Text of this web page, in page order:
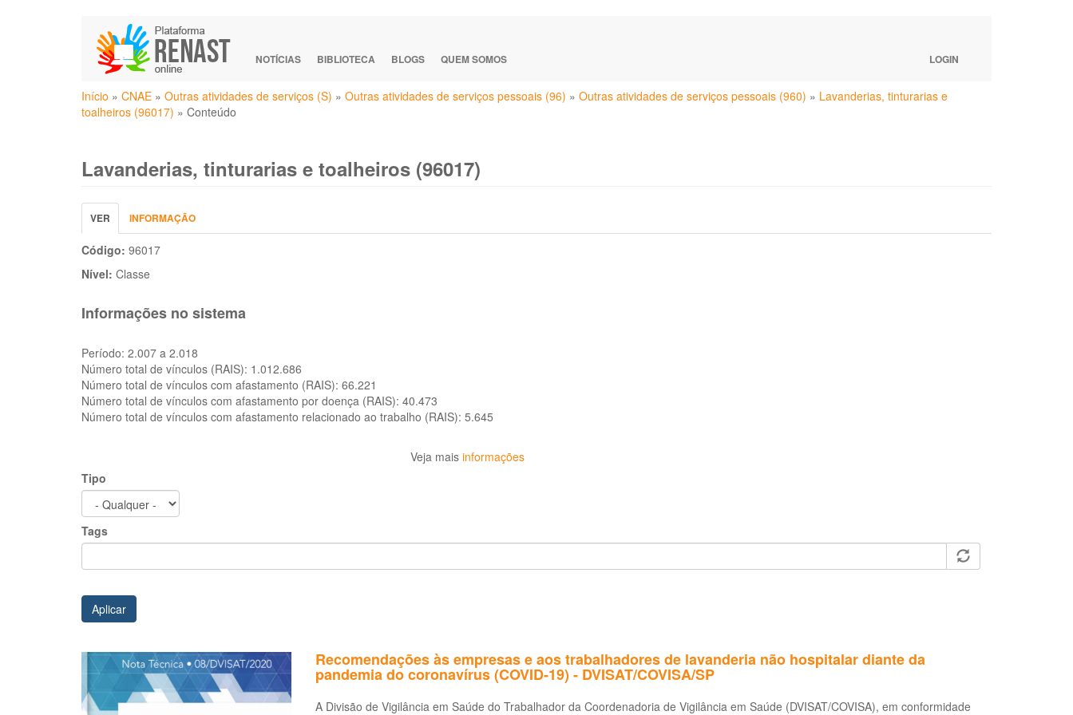
NOTÍCIAS BIBLIOTECA BLOGS QUEM SOMOS LOGIN
Você
está
Início » CNAE » Outras atividades de serviços (S) » Outras atividades de serviços pessoais (96) » Outras atividades de serviços pessoais (960) » Lavanderias, tinturarias e
toalheiros (96017) » Conteúdo
Lavanderias, tinturarias e toalheiros (96017)
Abas
primárias
VER (ABA
ATIVA)
INFORMAÇÃO
Código: 96017
Nível: Classe
Informações no sistema
Período: 2.007 a 2.018
Número total de vínculos (RAIS): 1.012.686
Número total de vínculos com afastamento (RAIS): 66.221
Número total de vínculos com afastamento por doença (RAIS): 40.473
Número total de vínculos com afastamento relacionado ao trabalho (RAIS): 5.645
Veja mais informações
Tipo
Tags
Aplicar
Recomendações às empresas e aos trabalhadores de lavanderia não hospitalar diante da
pandemia do coronavírus (COVID-19) - DVISAT/COVISA/SP
A Divisão de Vigilância em Saúde do Trabalhador da Coordenadoria de Vigilância em Saúde (DVISAT/COVISA), em conformidade